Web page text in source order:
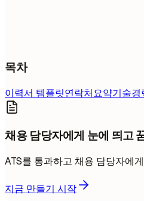
목차
이력서 템플릿연락처요약기술경
채용 담당자에게 눈에 띄고
ATS를 통과하고 채용 담당자에
지금 만들기 시작